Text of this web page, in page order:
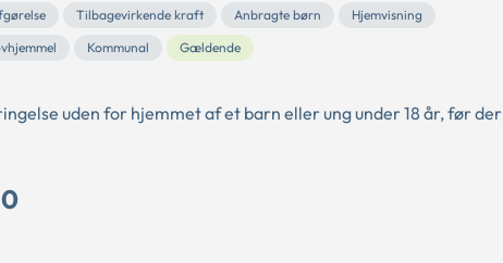
Tilbagevirkende kraft Anbragte børn
Hjemvisning
Kommunal Gældende
uden for hjemmet af et barn eller ung under 18 år, før der